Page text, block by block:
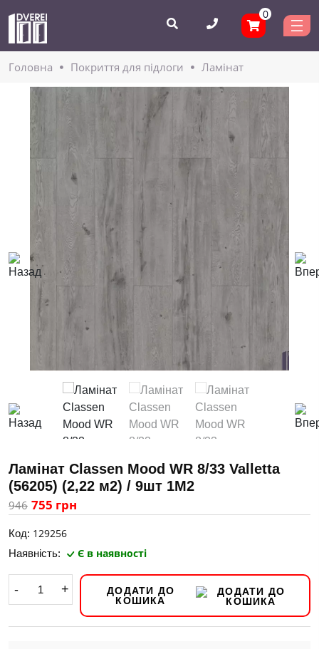
0
Головнa Покриття для підлоги Ламінат
Ламінат Classen Mood WR 8/33 Valletta
(56205) (2,22 м2) / 9шт 1M2
946 755 грн
Код: 129256
Наявність: Є в наявності
- +
ДОДАТИ ДО
КОШИКА